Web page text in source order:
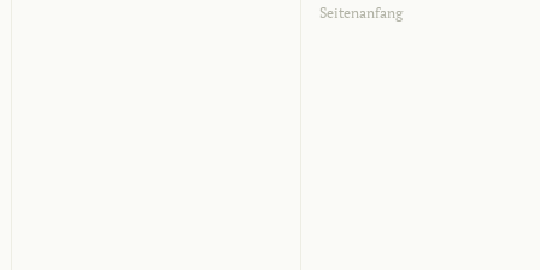
Seitenanfang